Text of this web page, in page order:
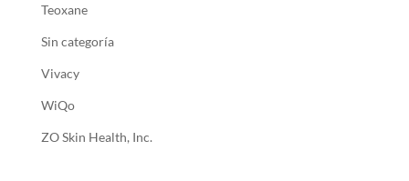
Teoxane
Sin categoría
Vivacy
WiQo
ZO Skin Health, Inc.